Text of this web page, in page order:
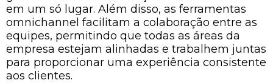
em um só lugar. Além disso, as ferramentas
omnichannel facilitam a colaboração entre as
equipes, permitindo que todas as áreas da
empresa estejam alinhadas e trabalhem juntas
para proporcionar uma experiência consistente
aos clientes.